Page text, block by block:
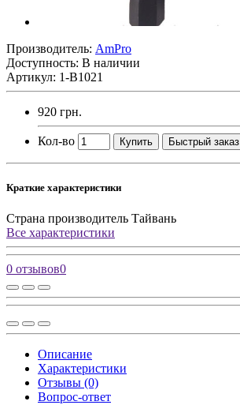
Производитель: AmPro
Доступность: В наличии
Артикул: 1-B1021
920 грн.
Кол-во Купить Быстрый заказ
Краткие характеристики
Страна производитель Тайвань
Все характеристики
0 отзывов0
Описание
Характеристики
Отзывы (0)
Вопрос-ответ